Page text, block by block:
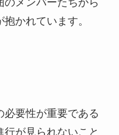
メンバーたちから
かれています。
要性が重要である
が見られないこと